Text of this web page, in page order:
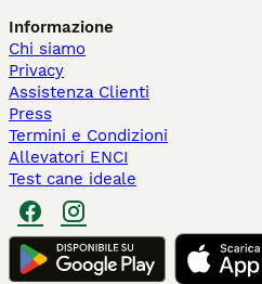
Informazione
Chi siamo
Privacy
Assistenza Clienti
Press
Termini e Condizioni
Allevatori ENCI
Test cane ideale